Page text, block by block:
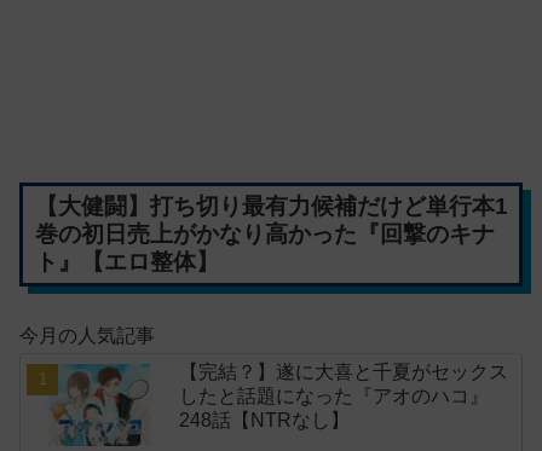
【大健闘】打ち切り最有力候補だけど単行本1
巻の初日売上がかなり高かった『回撃のキナ
ト』【エロ整体】
今月の人気記事
【完結？】遂に大喜と千夏がセックス
したと話題になった『アオのハコ』
248話【NTRなし】